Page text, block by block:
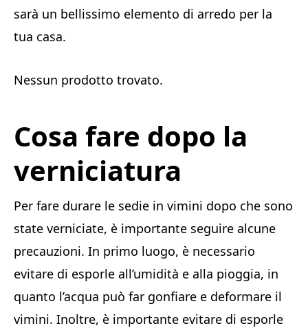
sarà un bellissimo elemento di arredo per la
tua casa.
Nessun prodotto trovato.
Cosa fare dopo la
verniciatura
Per fare durare le sedie in vimini dopo che sono
state verniciate, è importante seguire alcune
precauzioni. In primo luogo, è necessario
evitare di esporle all’umidità e alla pioggia, in
quanto l’acqua può far gonfiare e deformare il
vimini. Inoltre, è importante evitare di esporle